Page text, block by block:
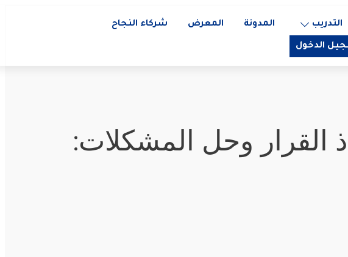
التدريب المدونة المعرض شركاء النجاح
الدخول
القرار وحل المشكلات: